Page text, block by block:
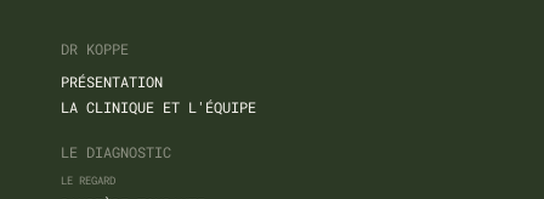
DR KOPPE
PRÉSENTATION
LA CLINIQUE ET L'ÉQUIPE
LE DIAGNOSTIC
LE REGARD